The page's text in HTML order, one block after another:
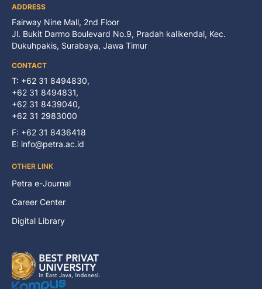
ADDRESS
Fairway Nine Mall, 2nd Floor
Jl. Bukit Darmo Boulevard No.9, Pradah kalikendal, Kec.
Dukuhpakis, Surabaya, Jawa Timur
CONTACT
T: +62 31 8494830,
+62 31 8494831,
+62 31 8439040,
+62 31 2983000
F: +62 31 8436418
E: info@petra.ac.id
OTHER LINK
Petra e-Journal
Career Center
Digital Library